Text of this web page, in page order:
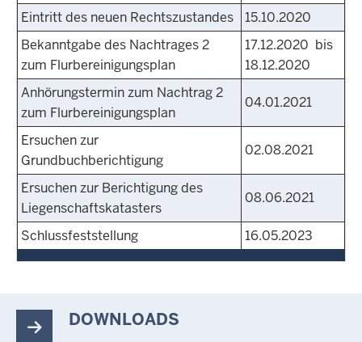
Eintritt des neuen Rechtszustandes
15.10.2020
Bekanntgabe des Nachtrages 2
zum Flurbereinigungsplan
17.12.2020 bis
18.12.2020
Anhörungstermin zum Nachtrag 2
zum Flurbereinigungsplan
04.01.2021
Ersuchen zur
Grundbuchberichtigung
02.08.2021
Ersuchen zur Berichtigung des
Liegenschaftskatasters
08.06.2021
Schlussfeststellung 16.05.2023
DOWNLOADS